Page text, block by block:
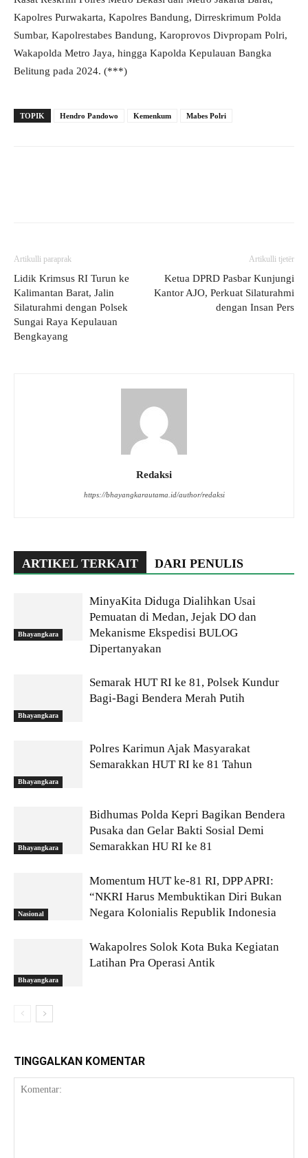
Kapolres Purwakarta, Kapolres Bandung, Dirreskrimum Polda
Sumbar, Kapolrestabes Bandung, Karoprovos Divpropam Polri,
Wakapolda Metro Jaya, hingga Kapolda Kepulauan Bangka
Belitung pada 2024. (***)
TOPIK Hendro Pandowo Kemenkum Mabes Polri
Artikulli paraprak
Lidik Krimsus RI Turun ke
Kalimantan Barat, Jalin
Silaturahmi dengan Polsek
Sungai Raya Kepulauan
Bengkayang
Artikulli tjetër
Ketua DPRD Pasbar Kunjungi
Kantor AJO, Perkuat Silaturahmi
dengan Insan Pers
Redaksi
https://bhayangkarautama.id/author/redaksi
ARTIKEL TERKAIT DARI PENULIS
Bhayangkara
MinyaKita Diduga Dialihkan Usai
Pemuatan di Medan, Jejak DO dan
Mekanisme Ekspedisi BULOG
Dipertanyakan
Bhayangkara
Semarak HUT RI ke 81, Polsek Kundur
Bagi-Bagi Bendera Merah Putih
Bhayangkara
Polres Karimun Ajak Masyarakat
Semarakkan HUT RI ke 81 Tahun
Bhayangkara
Bidhumas Polda Kepri Bagikan Bendera
Pusaka dan Gelar Bakti Sosial Demi
Semarakkan HU RI ke 81
Nasional
Momentum HUT ke-81 RI, DPP APRI:
“NKRI Harus Membuktikan Diri Bukan
Negara Kolonialis Republik Indonesia
Bhayangkara
Wakapolres Solok Kota Buka Kegiatan
Latihan Pra Operasi Antik
TINGGALKAN KOMENTAR